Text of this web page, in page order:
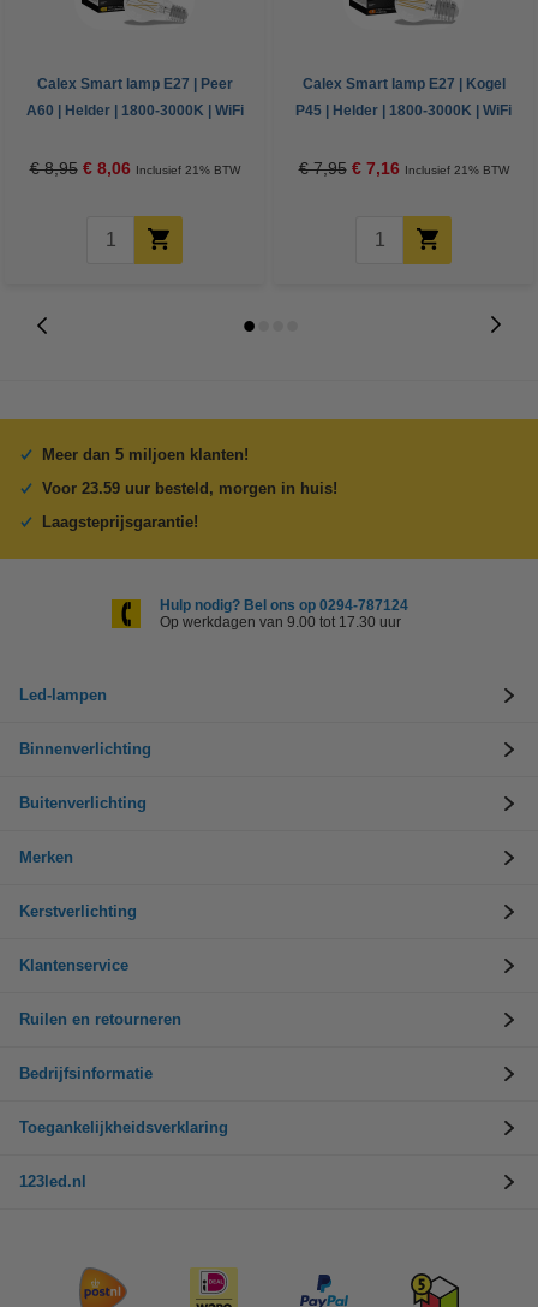
Calex Smart lamp E27 | Peer
A60 | Helder | 1800-3000K | WiFi
€ 8,95 € 8,06 Inclusief 21% BTW
Calex Smart lamp E27 | Kogel
P45 | Helder | 1800-3000K | WiFi
€ 7,95 € 7,16 Inclusief 21% BTW
Meer dan 5 miljoen klanten!
Voor 23.59 uur besteld, morgen in huis!
Laagsteprijsgarantie!
Hulp nodig? Bel ons op 0294-787124
Op werkdagen van 9.00 tot 17.30 uur
Led-lampen
Binnenverlichting
Buitenverlichting
Merken
Kerstverlichting
Klantenservice
Ruilen en retourneren
Bedrijfsinformatie
Toegankelijkheidsverklaring
123led.nl